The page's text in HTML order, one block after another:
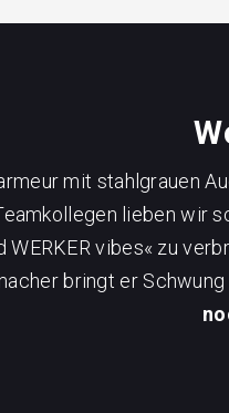
mit stahlgrauen
lieben wir
vibes« zu
bringt er